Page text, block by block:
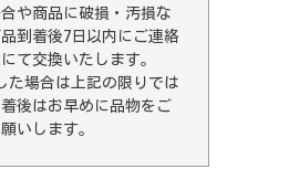
や商品に破損・汚損な
到着後7日以内にご連絡
て交換いたします。
た場合は上記の限りでは
後はお早めに品物をご
いします。